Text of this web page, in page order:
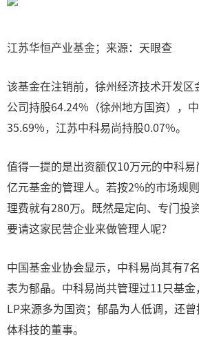
江苏华恒产业基金；来源：天眼查
该基金在注销前，徐州经济技术开发区
公司持股64.24%（徐州地方国资），
35.69%，江苏中科易尚持股0.07%。
值得一提的是出资额仅10万元的中科
亿元基金的管理人。若按2%的市场规
理费就有280万。既然是定向、专门投
要请这家民营企业来做管理人呢？
中国基金业协会显示，中科易尚其有7
表为郁晶。中科易尚共管理过11只基金
LP来源多为国资；郁晶为人低调，还
体科技的董事。